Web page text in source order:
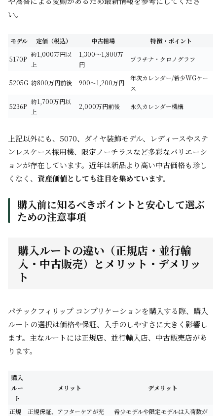
い。
モデル 定価（税込） 中古相場 特徴・ポイント
5170P
約1,000万円以
上
1,300～1,800万
円
プラチナ・クロノグラフ
5205G 約800万円前後 900～1,200万円
年次カレンダー/希少WGケー
ス
5236P
約1,700万円以
上
2,000万円前後 永久カレンダー機構
上記以外にも、5070、ダイヤ装飾モデル、レディースやステ
ンレスケース採用機、限定ノーチラスなど多彩なバリエーシ
ョンが存在しています。近年は新品より高い中古価格も珍し
くなく、 資産価値としても注目を集めています。
購入前に知るべきポイントと安心して選ぶ
ための注意事項
購入ルートの違い（正規店・並行輸
入・中古販売）とメリット・デメリッ
ト
パテックフィリップ コンプリケーションを購入する際、購入
ルートの選択は価格や保証、入手のしやすさに大きく影響し
ます。主なルートには正規店、並行輸入店、中古販売店があ
ります。
購入
ルー
ト
メリット デメリット
正規
正規保証、アフターケアが充
希少モデルや限定モデルは入荷数が